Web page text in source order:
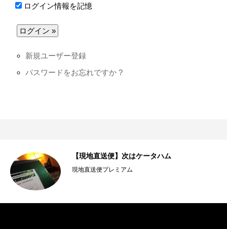
ログイン情報を記憶
新規ユーザー登録
パスワードをお忘れですか ?
【現地直送便】次はケータハム
現地直送便プレミアム